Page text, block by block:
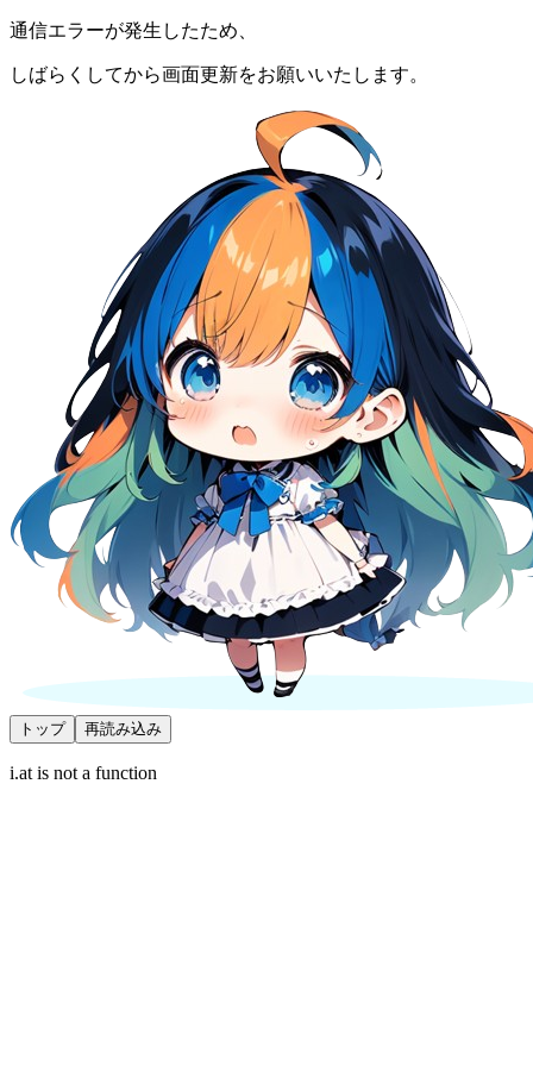
通信エラーが発生したため、
しばらくしてから画面更新をお願いいたします。
トップ 再読み込み
i.at is not a function